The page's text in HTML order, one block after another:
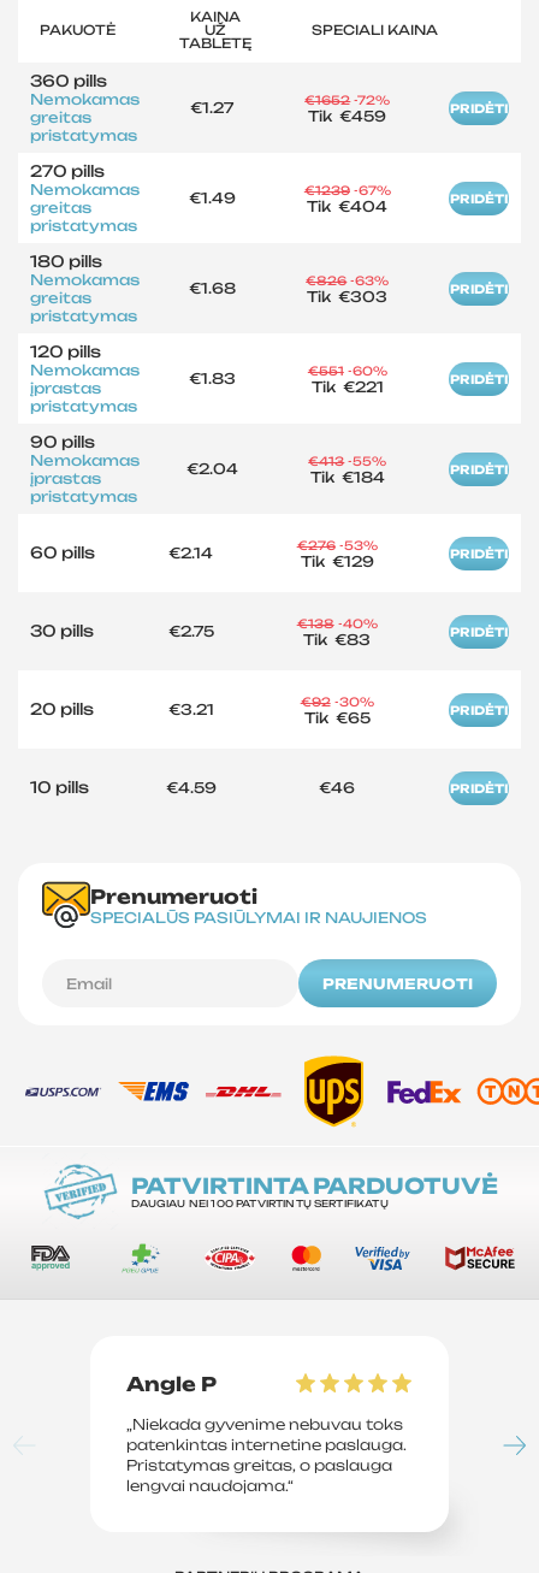
PAKUOTĖ
KAINA
UŽ
TABLETĘ
SPECIALI KAINA
360 pills
Nemokamas
greitas
pristatymas
€1.27 €1652 -72%
Tik€459 PRIDĖTI
270 pills
Nemokamas
greitas
pristatymas
€1.49 €1239 -67%
Tik€404 PRIDĖTI
180 pills
Nemokamas
greitas
pristatymas
€1.68 €826 -63%
Tik€303 PRIDĖTI
120 pills
Nemokamas
įprastas
pristatymas
€1.83 €551 -60%
Tik €221 PRIDĖTI
90 pills
Nemokamas
įprastas
pristatymas
€2.04 €413 -55%
Tik €184 PRIDĖTI
60 pills €2.14 €276 -53%
Tik €129 PRIDĖTI
30 pills €2.75 €138 -40%
Tik€83 PRIDĖTI
20 pills €3.21 €92 -30%
Tik €65 PRIDĖTI
10 pills €4.59 €46 PRIDĖTI
Prenumeruoti
SPECIALŪS PASIŪLYMAI IR NAUJIENOS
PRENUMERUOTI
PATVIRTINTA PARDUOTUVĖ
DAUGIAU NEI 100 PATVIRTINTŲ SERTIFIKATŲ
Angle P
„Niekada gyvenime nebuvau toks
patenkintas internetine paslauga.
Pristatymas greitas, o paslauga
lengvai naudojama.“